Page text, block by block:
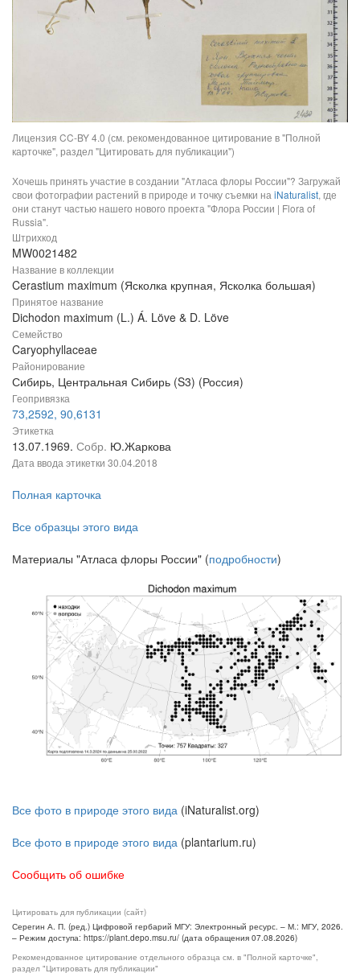
Лицензия CC-BY 4.0 (см. рекомендованное цитирование в "Полной
карточке", раздел "Цитировать для публикации")
Хочешь принять участие в создании "Атласа флоры России"? Загружай
свои фотографии растений в природе и точку съемки на iNaturalist, где
они станут частью нашего нового проекта "Флора России | Flora of
Russia".
Штрихкод
MW0021482
Название в коллекции
Cerastium maximum (Ясколка крупная, Ясколка большая)
Принятое название
Dichodon maximum (L.) Á. Löve & D. Löve
Семейство
Caryophyllaceae
Районирование
Сибирь, Центральная Сибирь (S3) (Россия)
Геопривязка
73,2592, 90,6131
Этикетка
13.07.1969. Собр. Ю.Жаркова
Дата ввода этикетки 30.04.2018
Полная карточка
Все образцы этого вида
Материалы "Атласа флоры России" (подробности)
Все фото в природе этого вида (iNaturalist.org)
Все фото в природе этого вида (plantarium.ru)
Сообщить об ошибке
Цитировать для публикации (сайт)
Серегин А. П. (ред.) Цифровой гербарий МГУ: Электронный ресурс. – М.: МГУ, 2026.
– Режим доступа: https://plant.depo.msu.ru/ (дата обращения 07.08.2026)
Рекомендованное цитирование отдельного образца см. в "Полной карточке",
раздел "Цитировать для публикации"